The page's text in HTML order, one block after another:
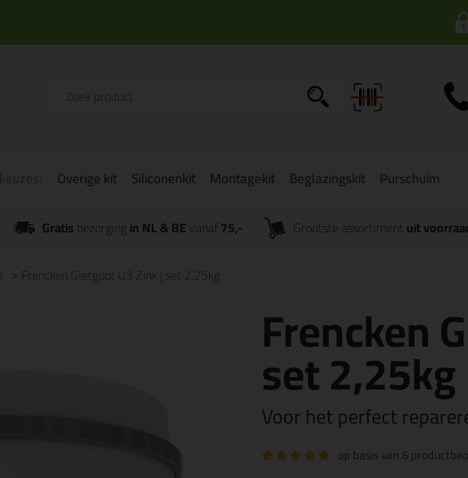
Overige kit Siliconenkit Montagekit Beglazingskit Purschuim
Gratisbezorgingin NL & BEvanaf 75,- Grootste assortiment uit
Frencken Gietgoot U3 Zink | set 2,25kg
Frencken
set 2,25kg
Voor het perfect
op basis van 6